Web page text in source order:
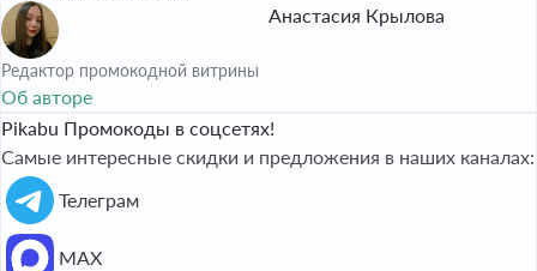
Анастасия Крылова
Редактор промокодной витрины
Об авторе
Pikabu Промокоды в соцсетях!
Самые интересные скидки и предложения в наших каналах:
Телеграм
МАХ